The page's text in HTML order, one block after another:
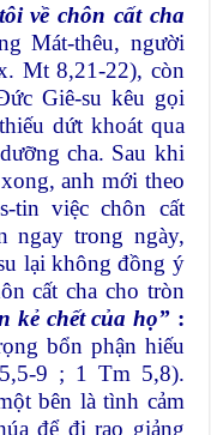
về chôn cất cha
Mát-thêu, người
Mt 8,21-22), còn
Giê-su kêu gọi
dứt khoát qua
cha. Sau khi
anh mới theo
tin việc chôn cất
ngay trong ngày,
lại không đồng ý
cất cha cho tròn
kẻ chết của họ” :
bổn phận hiếu
9 ; 1 Tm 5,8).
bên là tình cảm
để đi rao giảng